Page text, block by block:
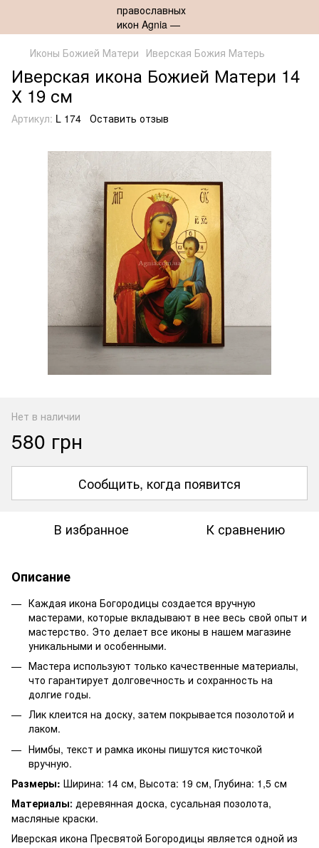
Иконы Божией Матери Иверская Божия Матерь
Иверская икона Божией Матери 14
Х 19 см
Артикул: L 174 Оставить отзыв
Нет в наличии
580 грн
Сообщить, когда появится
В избранное К сравнению
Описание
Каждая икона Богородицы создается вручную
мастерами, которые вкладывают в нее весь свой опыт и
мастерство. Это делает все иконы в нашем магазине
уникальными и особенными.
Мастера используют только качественные материалы,
что гарантирует долговечность и сохранность на
долгие годы.
Лик клеится на доску, затем покрывается позолотой и
лаком.
Нимбы, текст и рамка иконы пишутся кисточкой
вручную.
Размеры: Ширина: 14 см, Высота: 19 см, Глубина: 1,5 см
Материалы: деревянная доска, сусальная позолота,
масляные краски.
Иверская икона Пресвятой Богородицы является одной из